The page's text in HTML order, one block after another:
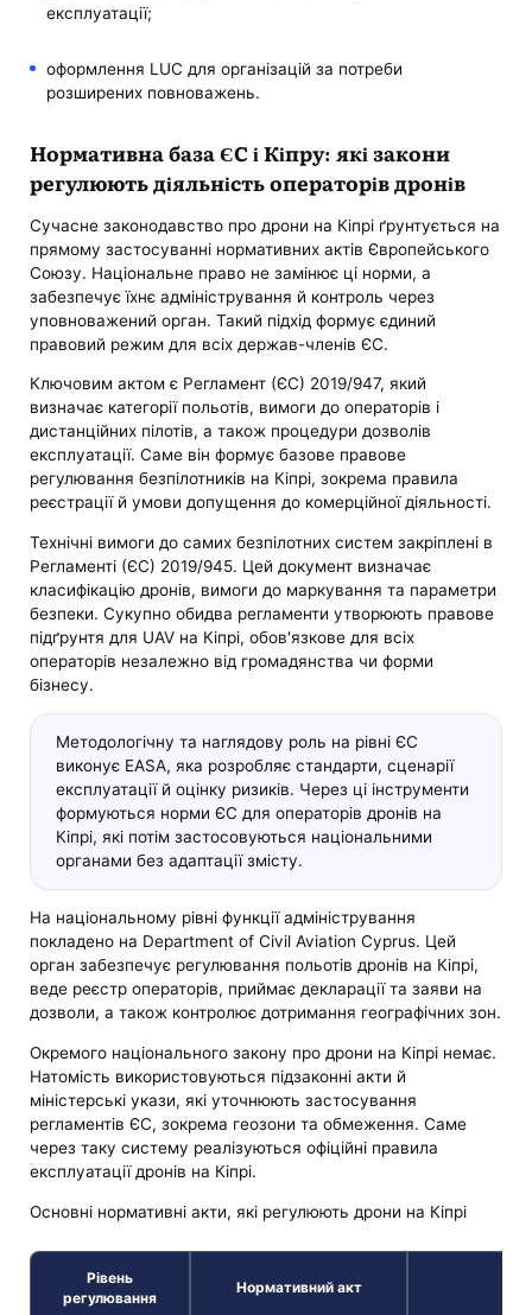
експлуатації;
оформлення LUC для організацій за потреби
розширених повноважень.
Нормативна база ЄС і Кіпру: які закони
регулюють діяльність операторів дронів
Сучасне законодавство про дрони на Кіпрі ґрунтується на
прямому застосуванні нормативних актів Європейського
Союзу. Національне право не замінює ці норми, а
забезпечує їхнє адміністрування й контроль через
уповноважений орган. Такий підхід формує єдиний
правовий режим для всіх держав-членів ЄС.
Ключовим актом є Регламент (ЄС) 2019/947, який
визначає категорії польотів, вимоги до операторів і
дистанційних пілотів, а також процедури дозволів
експлуатації. Саме він формує базове правове
регулювання безпілотників на Кіпрі, зокрема правила
реєстрації й умови допущення до комерційної діяльності.
Технічні вимоги до самих безпілотних систем закріплені в
Регламенті (ЄС) 2019/945. Цей документ визначає
класифікацію дронів, вимоги до маркування та параметри
безпеки. Сукупно обидва регламенти утворюють правове
підґрунтя для UAV на Кіпрі, обов'язкове для всіх
операторів незалежно від громадянства чи форми
бізнесу.
Методологічну та наглядову роль на рівні ЄС
виконує EASA, яка розробляє стандарти, сценарії
експлуатації й оцінку ризиків. Через ці інструменти
формуються норми ЄС для операторів дронів на
Кіпрі, які потім застосовуються національними
органами без адаптації змісту.
На національному рівні функції адміністрування
покладено на Department of Civil Aviation Cyprus. Цей
орган забезпечує регулювання польотів дронів на Кіпрі,
веде реєстр операторів, приймає декларації та заяви на
дозволи, а також контролює дотримання географічних зон.
Окремого національного закону про дрони на Кіпрі немає.
Натомість використовуються підзаконні акти й
міністерські укази, які уточнюють застосування
регламентів ЄС, зокрема геозони та обмеження. Саме
через таку систему реалізуються офіційні правила
експлуатації дронів на Кіпрі.
Основні нормативні акти, які регулюють дрони на Кіпрі
Рівень
регулювання
Нормативний акт